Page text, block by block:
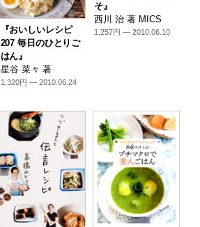
『おいしいレシピ
207 毎日のひとりご
はん』
星谷 菜々 著
1,320円 — 2010.06.24
そ』
西川 治 著 MICS
1,257円 — 2010.06.10